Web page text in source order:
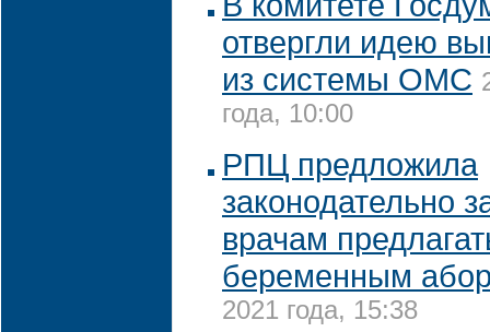
отвергли идею
из системы ОМС
года, 10:00
РПЦ предложила
законодательно
врачам
беременным
2021 года, 15:38